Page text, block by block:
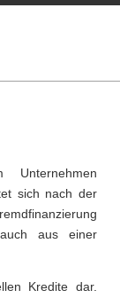
sich nach der
aus einer
Kredite dar.